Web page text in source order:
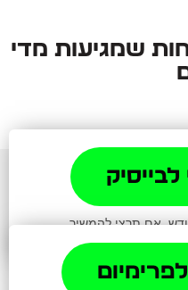
שמגיעות מדי
אם תרצי להמשיך.